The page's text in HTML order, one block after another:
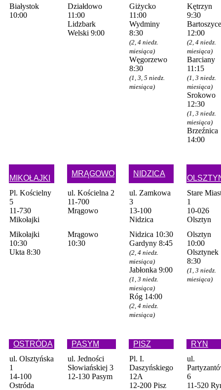
Białystok
10:00
Działdowo
11:00
Lidzbark
Welski 9:00
Giżycko
11:00
Wydminy
8:30
(2, 4 niedz.
miesiąca)
Węgorzewo
8:30
(1, 3, 5 niedz.
miesiąca)
Kętrzyn
9:30
Bartoszyce
12:00
(2, 4 niedz.
miesiąca)
Barciany
11:15
(1, 3 niedz.
miesiąca)
Srokowo
12:30
(1, 3 niedz.
miesiąca)
Brzeźnica
14:00
MIKOŁAJKI
MRĄGOWO NIDZICA
Pl. Kościelny
5
11-730
Mikołajki
ul. Kościelna 2
11-700
Mrągowo
ul. Zamkowa
3
13-100
Nidzica
Stare
1
10-026
Olsztyn
Mikołajki
10:30
Ukta 8:30
Mrągowo
10:30
Nidzica 10:30
Gardyny 8:45
(2, 4 niedz.
miesiąca)
Jabłonka 9:00
(1, 3 niedz.
miesiąca)
Róg 14:00
(2, 4 niedz.
miesiąca)
Olsztyn
10:00
Olsztynek
8:30
(1, 3 niedz.
miesiąca)
OSTRÓDA PASYM PISZ
RYN
ul. Olsztyńska
1
14-100
Ostróda
ul. Jedności
Słowiańskiej 3
12-130 Pasym
Pl. I.
Daszyńskiego
12A
12-200 Pisz
ul.
6
11-520